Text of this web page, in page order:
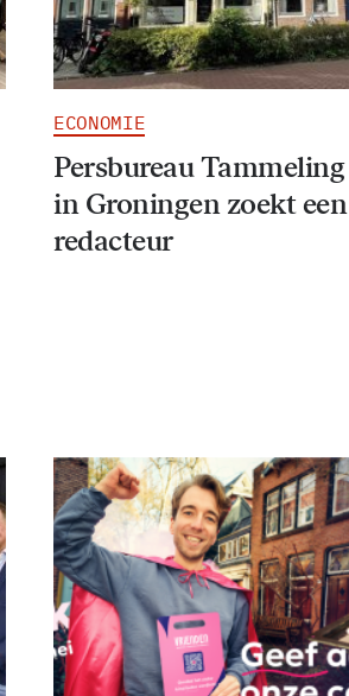
ECONOMIE
Persbureau Tammeling
in Groningen zoekt een
redacteur